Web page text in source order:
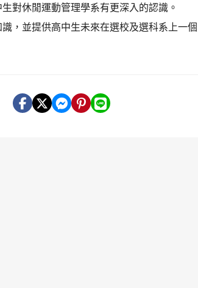
對休閒運動管理學系有更深入的認識。
，並提供高中生未來在選校及選科系上一